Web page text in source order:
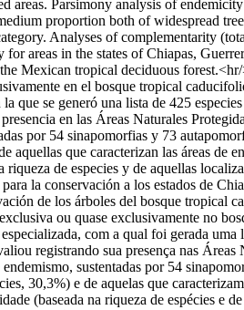
Parsimony analysis of
proportion both of widespread
Analyses of complementarity
areas in the states of Chiapas,
Mexican tropical deciduous
en el bosque tropical
se generó una lista de 425
en las Áreas Naturales
por 54 sinapomorfias y 73
que caracterizan las áreas de
de especies y de aquellas
la conservación a los estados de
de los árboles del bosque
ou quase exclusivamente no
com a qual foi gerada
registrando sua presença nas
sustentadas por 54
30,3%) e de aquelas que
(baseada na riqueza de espécies e